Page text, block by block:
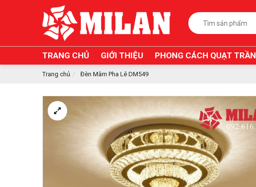
TRANG CHỦ GIỚI THIỆU PHONG CÁCH QUẠT TRẦN
Trang chủ Đèn Mâm Pha Lê DM549